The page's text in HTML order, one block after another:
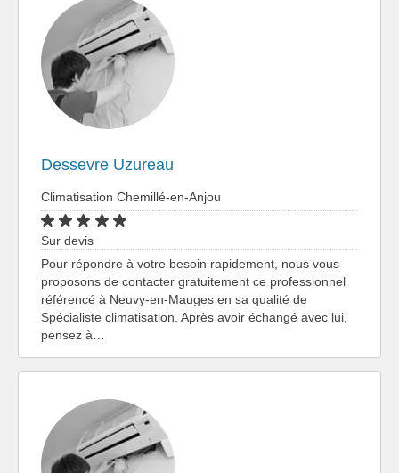
Dessevre Uzureau
Climatisation Chemillé-en-Anjou
Sur devis
Pour répondre à votre besoin rapidement, nous vous
proposons de contacter gratuitement ce professionnel
référencé à Neuvy-en-Mauges en sa qualité de
Spécialiste climatisation. Après avoir échangé avec lui,
pensez à…